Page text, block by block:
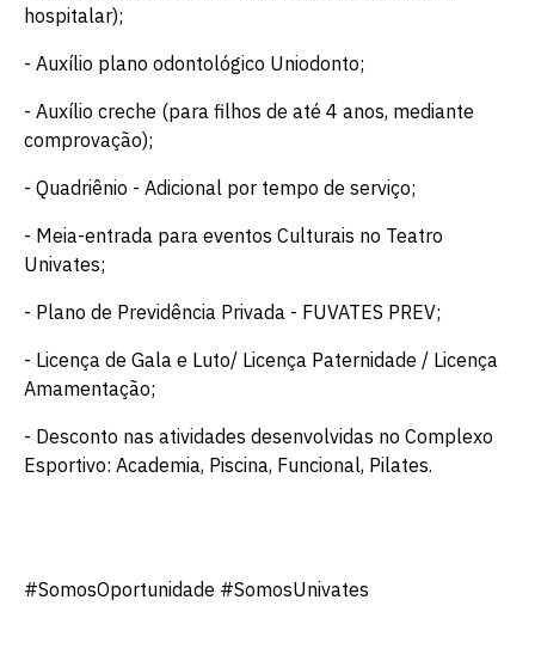
hospitalar);
- Auxílio plano odontológico Uniodonto;
- Auxílio creche (para filhos de até 4 anos, mediante
comprovação);
- Quadriênio - Adicional por tempo de serviço;
- Meia-entrada para eventos Culturais no Teatro
Univates;
- Plano de Previdência Privada - FUVATES PREV;
- Licença de Gala e Luto/ Licença Paternidade / Licença
Amamentação;
- Desconto nas atividades desenvolvidas no Complexo
Esportivo: Academia, Piscina, Funcional, Pilates.
#SomosOportunidade #SomosUnivates